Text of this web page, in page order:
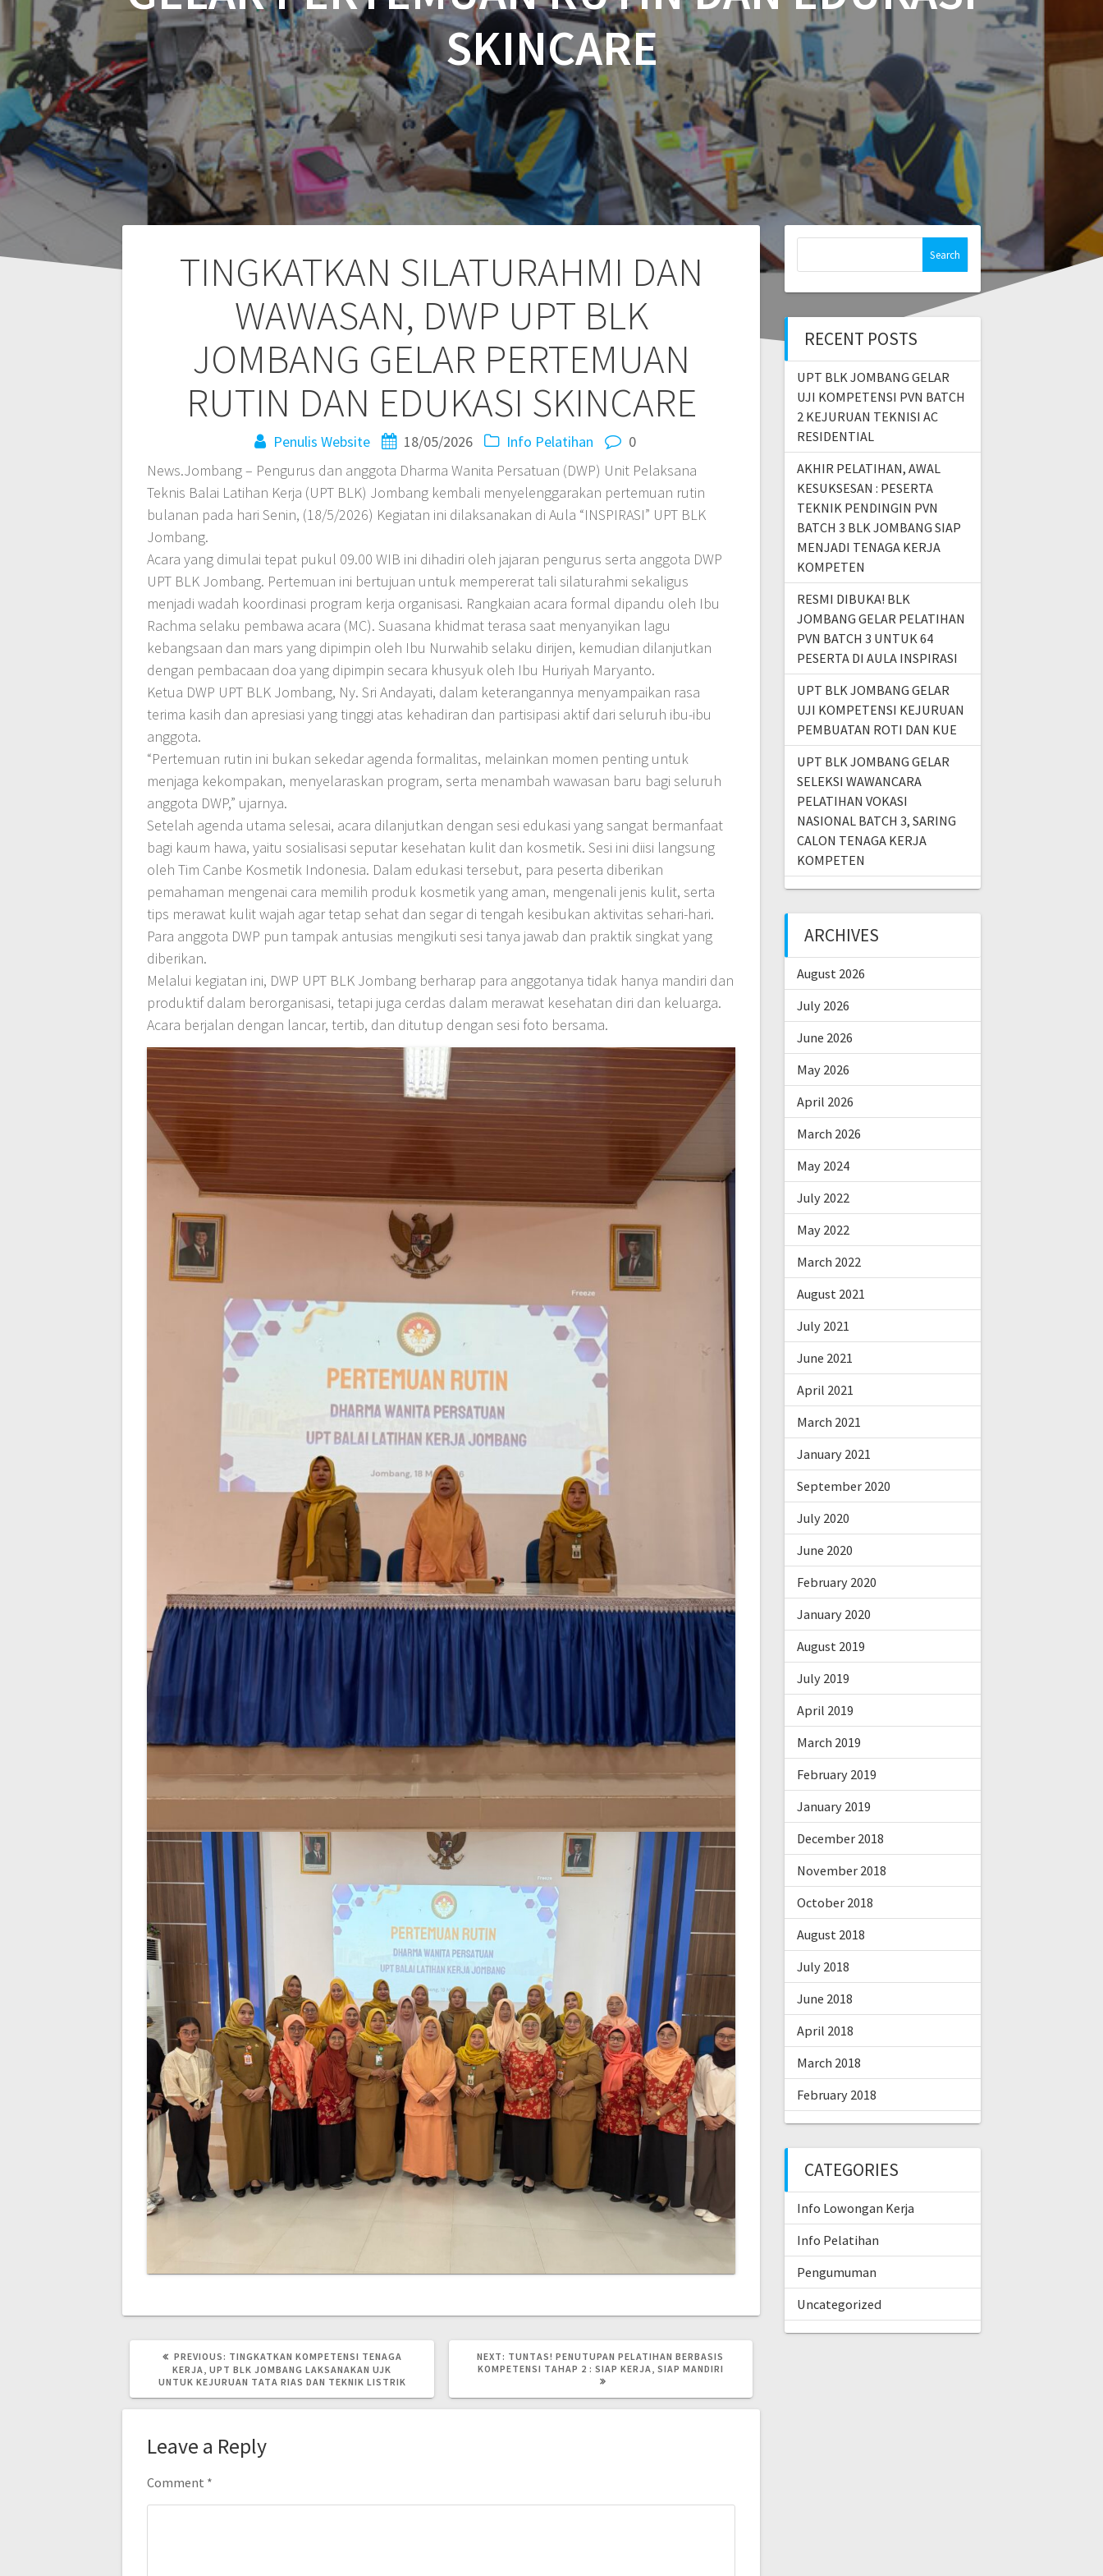
SKINCARE
TINGKATKAN SILATURAHMI DAN
WAWASAN, DWP UPT BLK
JOMBANG GELAR PERTEMUAN
RUTIN DAN EDUKASI SKINCARE
Penulis Website 18/05/2026 Info Pelatihan
0
News.Jombang – Pengurus dan anggota Dharma Wanita Persatuan (DWP) Unit Pelaksana
Teknis Balai Latihan Kerja (UPT BLK) Jombang kembali menyelenggarakan pertemuan rutin
bulanan pada hari Senin, (18/5/2026) Kegiatan ini dilaksanakan di Aula “INSPIRASI” UPT BLK
Jombang.
Acara yang dimulai tepat pukul 09.00 WIB ini dihadiri oleh jajaran pengurus serta anggota DWP
UPT BLK Jombang. Pertemuan ini bertujuan untuk mempererat tali silaturahmi sekaligus
menjadi wadah koordinasi program kerja organisasi. Rangkaian acara formal dipandu oleh Ibu
Rachma selaku pembawa acara (MC). Suasana khidmat terasa saat menyanyikan lagu
kebangsaan dan mars yang dipimpin oleh Ibu Nurwahib selaku dirijen, kemudian dilanjutkan
dengan pembacaan doa yang dipimpin secara khusyuk oleh Ibu Huriyah Maryanto.
Ketua DWP UPT BLK Jombang, Ny. Sri Andayati, dalam keterangannya menyampaikan rasa
terima kasih dan apresiasi yang tinggi atas kehadiran dan partisipasi aktif dari seluruh ibu-ibu
anggota.
“Pertemuan rutin ini bukan sekedar agenda formalitas, melainkan momen penting untuk
menjaga kekompakan, menyelaraskan program, serta menambah wawasan baru bagi seluruh
anggota DWP,” ujarnya.
Setelah agenda utama selesai, acara dilanjutkan dengan sesi edukasi yang sangat bermanfaat
bagi kaum hawa, yaitu sosialisasi seputar kesehatan kulit dan kosmetik. Sesi ini diisi langsung
oleh Tim Canbe Kosmetik Indonesia. Dalam edukasi tersebut, para peserta diberikan
pemahaman mengenai cara memilih produk kosmetik yang aman, mengenali jenis kulit, serta
tips merawat kulit wajah agar tetap sehat dan segar di tengah kesibukan aktivitas sehari-hari.
Para anggota DWP pun tampak antusias mengikuti sesi tanya jawab dan praktik singkat yang
diberikan.
Melalui kegiatan ini, DWP UPT BLK Jombang berharap para anggotanya tidak hanya mandiri dan
produktif dalam berorganisasi, tetapi juga cerdas dalam merawat kesehatan diri dan keluarga.
Acara berjalan dengan lancar, tertib, dan ditutup dengan sesi foto bersama.
Post
navigation
PREVIOUS: PREVIOUS
POST:
TINGKATKAN KOMPETENSI TENAGA
KERJA, UPT BLK JOMBANG LAKSANAKAN UJK
UNTUK KEJURUAN TATA RIAS DAN TEKNIK LISTRIK
NEXT: NEXT
POST:
TUNTAS! PENUTUPAN PELATIHAN BERBASIS
KOMPETENSI TAHAP 2 : SIAP KERJA, SIAP MANDIRI
Leave a Reply
Comment *
RECENT POSTS
UPT BLK JOMBANG GELAR
UJI KOMPETENSI PVN BATCH
2 KEJURUAN TEKNISI AC
RESIDENTIAL
AKHIR PELATIHAN, AWAL
KESUKSESAN : PESERTA
TEKNIK PENDINGIN PVN
BATCH 3 BLK JOMBANG SIAP
MENJADI TENAGA KERJA
KOMPETEN
RESMI DIBUKA! BLK
JOMBANG GELAR PELATIHAN
PVN BATCH 3 UNTUK 64
PESERTA DI AULA INSPIRASI
UPT BLK JOMBANG GELAR
UJI KOMPETENSI KEJURUAN
PEMBUATAN ROTI DAN KUE
UPT BLK JOMBANG GELAR
SELEKSI WAWANCARA
PELATIHAN VOKASI
NASIONAL BATCH 3, SARING
CALON TENAGA KERJA
KOMPETEN
ARCHIVES
August 2026
July 2026
June 2026
May 2026
April 2026
March 2026
May 2024
July 2022
May 2022
March 2022
August 2021
July 2021
June 2021
April 2021
March 2021
January 2021
September 2020
July 2020
June 2020
February 2020
January 2020
August 2019
July 2019
April 2019
March 2019
February 2019
January 2019
December 2018
November 2018
October 2018
August 2018
July 2018
June 2018
April 2018
March 2018
February 2018
CATEGORIES
Info Lowongan Kerja
Info Pelatihan
Pengumuman
Uncategorized